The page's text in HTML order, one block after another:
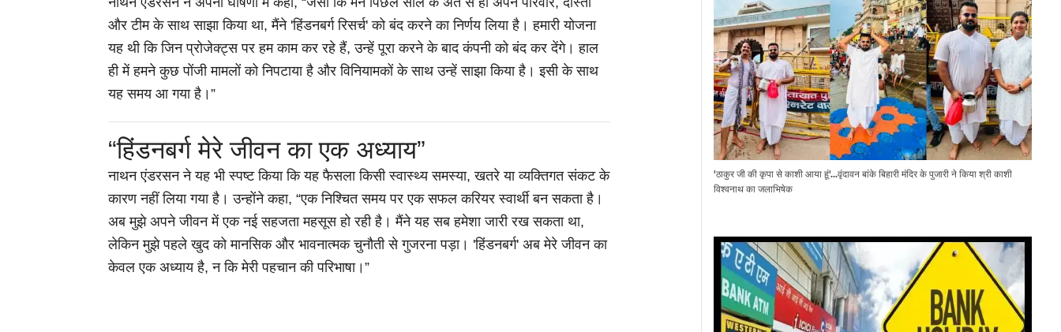
और टीम के साथ साझा किया था, मैंने 'हिंडनबर्ग रिसर्च' को बंद करने का निर्णय लिया है। हमारी योजना
यह थी कि जिन प्रोजेक्ट्स पर हम काम कर रहे हैं, उन्हें पूरा करने के बाद कंपनी को बंद कर देंगे। हाल
ही में हमने कुछ पोंजी मामलों को निपटाया है और विनियामकों के साथ उन्हें साझा किया है। इसी के साथ
यह समय आ गया है।”
“हिंडनबर्ग मेरे जीवन का एक अध्याय”
नाथन एंडरसन ने यह भी स्पष्ट किया कि यह फैसला किसी स्वास्थ्य समस्या, खतरे या व्यक्तिगत संकट के
कारण नहीं लिया गया है। उन्होंने कहा, “एक निश्चित समय पर एक सफल करियर स्वार्थी बन सकता है।
अब मुझे अपने जीवन में एक नई सहजता महसूस हो रही है। मैंने यह सब हमेशा जारी रख सकता था,
लेकिन मुझे पहले खुद को मानसिक और भावनात्मक चुनौती से गुजरना पड़ा। 'हिंडनबर्ग' अब मेरे जीवन का
केवल एक अध्याय है, न कि मेरी पहचान की परिभाषा।”
'ठाकुर जी की कृपा से काशी आया हूं'...वृंदावन बांके बिहारी मंदिर के पुजारी ने किया श्री काशी
विश्वनाथ का जलाभिषेक